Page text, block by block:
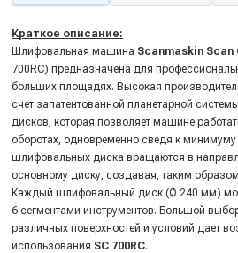
Краткое описание:
Шлифовальная машина Scanmaskin Scan
700 RC) предназначена для
больших площадях. Высокая
счет запатентованной планетарной
дисков, которая позволяет машине
оборотах, одновременно сведя к
шлифовальных диска вращаются в
основному диску, создавая, таким
Каждый шлифовальный диск (Ø 240 мм)
6 сегментами инструментов. Большой
различных поверхностей и условий дает
использования SC 700RC.